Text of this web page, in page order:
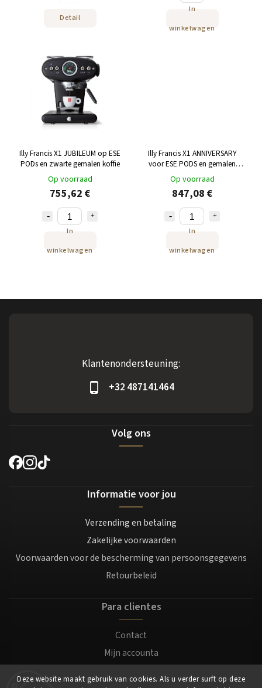
Deze website maakt gebruik van cookies. Als u verder surft op deze
Detail
In
winkelwagen
Illy Francis X1 JUBILEUM op ESE
PODs en zwarte gemalen koffie
Op voorraad
755,62 €
In
winkelwagen
Illy Francis X1 ANNIVERSARY
voor ESE PODS en gemalen
koffie, roestvrij staal
Op voorraad
847,08 €
In
winkelwagen
Klantenondersteuning:
+32 487141464
Volg ons
Informatie voor jou
Verzending en betaling
Zakelijke voorwaarden
Voorwaarden voor de bescherming van persoonsgegevens
Retourbeleid
Para clientes
Contact
Mijn accounta